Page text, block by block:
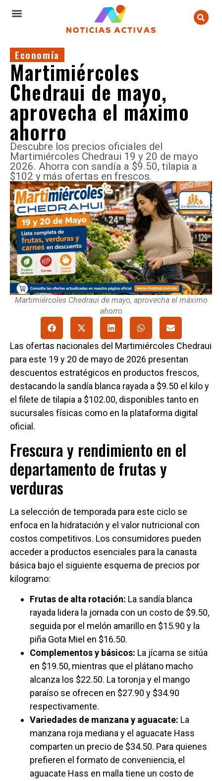
Economía
Martimiércoles
Chedraui de mayo,
aprovecha el máximo
ahorro
Descubre los precios oficiales del
Martimiércoles Chedraui 19 y 20 de mayo
2026. Ahorra con sandía a $9.50, tilapia a
$102 y más ofertas en frescos.
Martimiércoles Chedraui de mayo, aprovecha el máximo
ahorro
Las ofertas nacionales del Martimiércoles Chedraui
para este 19 y 20 de mayo de 2026 presentan
descuentos estratégicos en productos frescos,
destacando la sandía blanca rayada a $9.50 el kilo y
el filete de tilapia a $102.00, disponibles tanto en
sucursales físicas como en la plataforma digital
oficial.
Frescura y rendimiento en el
departamento de frutas y
verduras
La selección de temporada para este ciclo se
enfoca en la hidratación y el valor nutricional con
costos competitivos. Los consumidores pueden
acceder a productos esenciales para la canasta
básica bajo el siguiente esquema de precios por
kilogramo:
Frutas de alta rotación: La sandía blanca
rayada lidera la jornada con un costo de $9.50,
seguida por el melón amarillo en $15.90 y la
piña Gota Miel en $16.50.
Complementos y básicos: La jícama se sitúa
en $19.50, mientras que el plátano macho
alcanza los $22.50. La toronja y el mango
paraíso se ofrecen en $27.90 y $34.90
respectivamente.
Variedades de manzana y aguacate: La
manzana roja mediana y el aguacate Hass
comparten un precio de $34.50. Para quienes
prefieren el formato de conveniencia, el
aguacate Hass en malla tiene un costo de